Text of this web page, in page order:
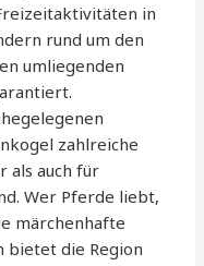
in
rund um den
umliegenden
zahlreiche
als auch für
Wer Pferde liebt,
märchenhafte
bietet die Region